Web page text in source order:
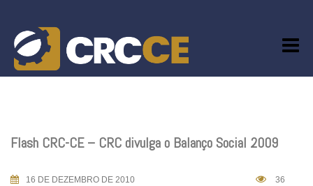
content
Flash CRC-CE – CRC divulga o Balanço Social 2009
16 DE DEZEMBRO DE 2010 36